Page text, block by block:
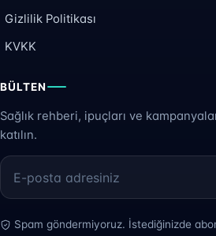
Gizlilik Politikası
KVKK
BÜLTEN
Sağlık rehberi, ipuçları ve
katılın.
Spam göndermiyoruz. İstediğinizde